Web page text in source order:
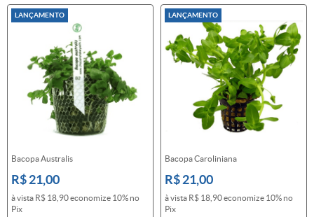
LANÇAMENTO
Bacopa Australis
R$ 21,00
à vista R$ 18,90economize 10% no
Pix
LANÇAMENTO
Bacopa Caroliniana
R$ 21,00
à vista R$ 18,90economize 10% no
Pix